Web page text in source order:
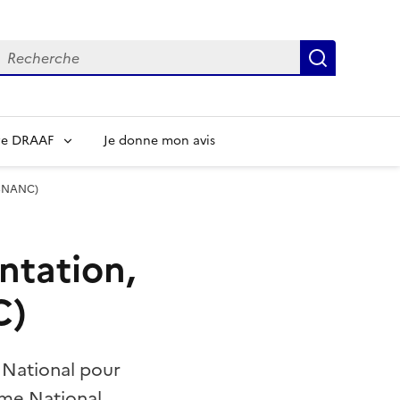
DRAAF Je donne mon avis
pour